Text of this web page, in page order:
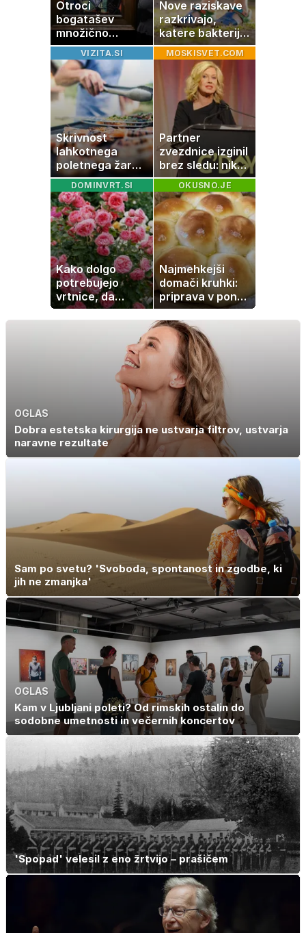
Otroci
bogatašev
množično
prodajajo
družinske
zbirke: raje imajo
denar kot
umetnine
Nove raziskave
razkrivajo,
katere bakterije
na koži privlačijo
komarje
VIZITA.SI
Skrivnost
lahkotnega
poletnega žara,
po katerem ne
boste
potrebovali
popoldanskega
spanca
MOSKISVET.COM
Partner
zvezdnice izginil
brez sledu: nikoli
ga niso našli,
nato je prišla še
ena tragedija
DOMINVRT.SI
Kako dolgo
potrebujejo
vrtnice, da
zrastejo? Vse o
rasti, cvetenju in
OKUSNO.JE
Najmehkejši
domači kruhki:
priprava v ponvi
je trik za popoln
rezultat
OGLAS
Dobra estetska kirurgija ne ustvarja filtrov, ustvarja
naravne rezultate
Sam po svetu? 'Svoboda, spontanost in zgodbe, ki
jih ne zmanjka'
OGLAS
Kam v Ljubljani poleti? Od rimskih ostalin do
sodobne umetnosti in večernih koncertov
'Spopad' velesil z eno žrtvijo – prašičem